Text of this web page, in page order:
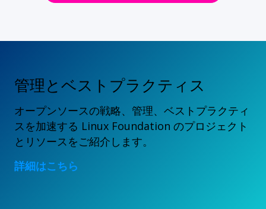
管理とベストプラクティス
オープンソースの戦略、管理、ベストプラクティ
スを加速する Linux Foundation のプロジェクト
とリソースをご紹介します。
詳細はこちら